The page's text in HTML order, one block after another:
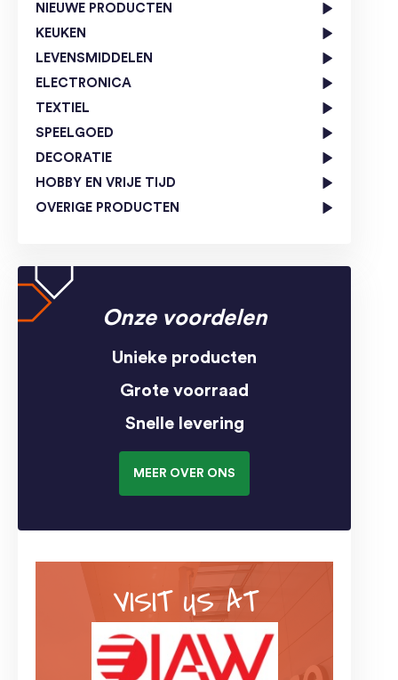
NIEUWE PRODUCTEN
KEUKEN
LEVENSMIDDELEN
ELECTRONICA
TEXTIEL
SPEELGOED
DECORATIE
HOBBY EN VRIJE TIJD
OVERIGE PRODUCTEN
Onze voordelen
Unieke producten
Grote voorraad
Snelle levering
MEER OVER ONS
VISIT US AT